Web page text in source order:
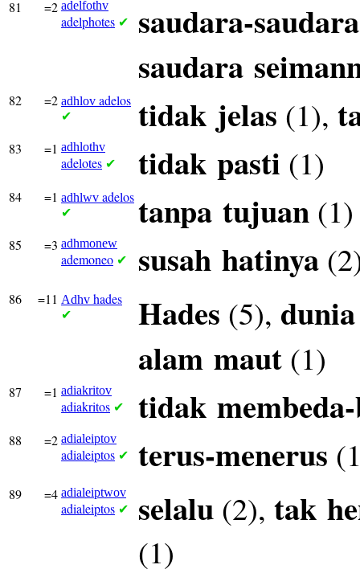
81 =2 adelfothv
adelphotes ✔
saudara-saudara
saudara
82 =2 adhlov adelos
✔ tidak jelas (1),
83 =1 adhlothv
adelotes ✔ tidak pasti (1)
84 =1 adhlwv adelos
✔ tanpa tujuan (1)
85 =3 adhmonew
ademoneo ✔ susah hatinya
86 =11 Adhv hades
✔ Hades (5), dunia
alam maut (1)
87 =1 adiakritov
adiakritos ✔ tidak
88 =2 adialeiptov
adialeiptos ✔ terus-menerus
89 =4 adialeiptwov
adialeiptos ✔ selalu (2), tak
(1)